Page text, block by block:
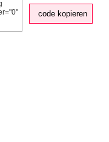
code kopieren